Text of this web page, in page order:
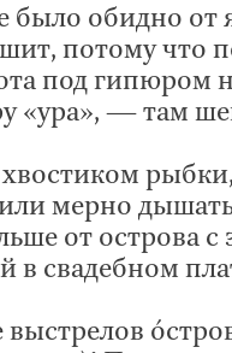
было обидно от
потому что
под гипюром
«ура», — там
мерно дышать
от острова
свадебном